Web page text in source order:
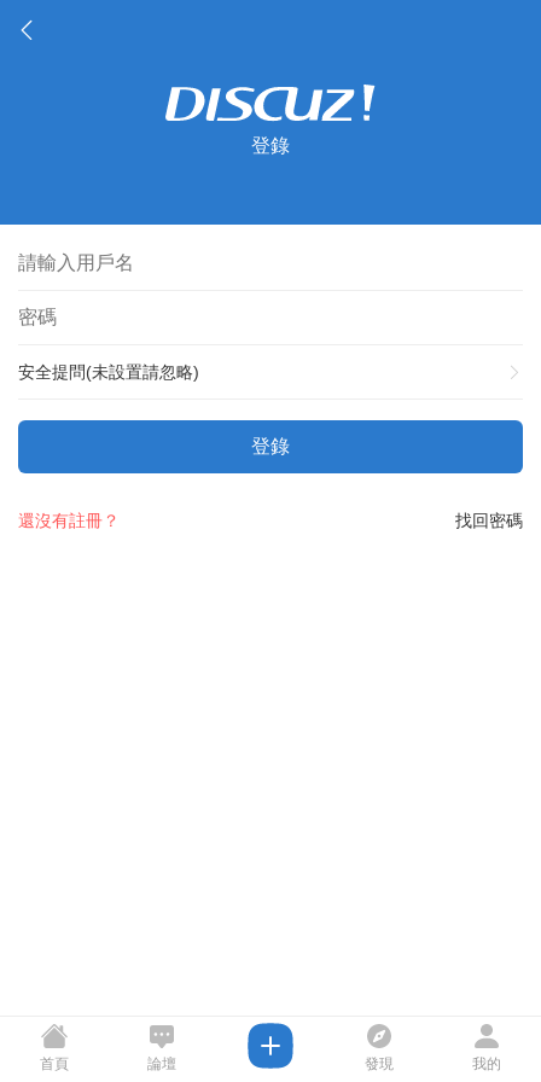
登錄
安全提問(未設置請忽略)
登錄
找回密碼
還沒有註冊？
首頁 論壇 發現 我的